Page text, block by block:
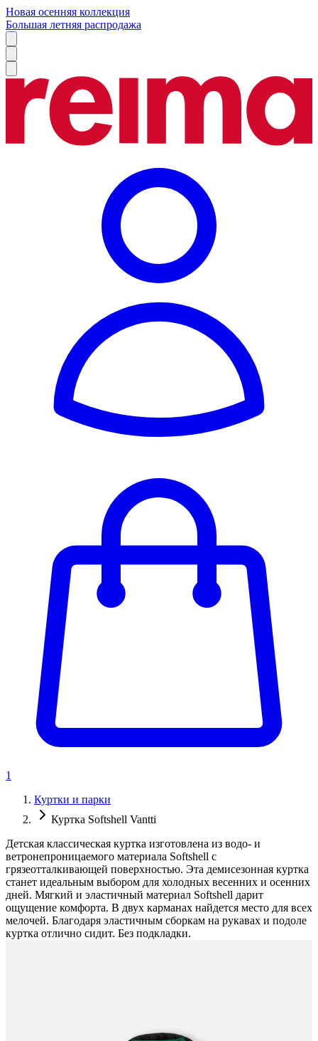
Новая осенняя коллекция
Большая летняя распродажа
1
Куртки и парки
Куртка Softshell Vantti
Детская классическая куртка изготовлена из водо- и
ветронепроницаемого материала Softshell с
грязеотталкивающей поверхностью. Эта демисезонная куртка
станет идеальным выбором для холодных весенних и осенних
дней. Мягкий и эластичный материал Softshell дарит
ощущение комфорта. В двух карманах найдется место для всех
мелочей. Благодаря эластичным сборкам на рукавах и подоле
куртка отлично сидит. Без подкладки.